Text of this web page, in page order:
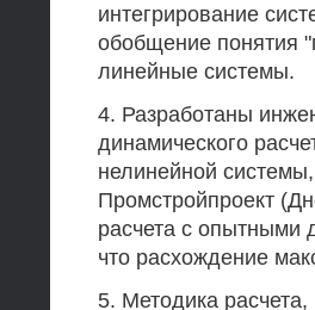
интегрирование
обобщение понятия
линейные системы.
4. Разработаны
динамического
нелинейной
Промстройпроект
расчета с опытными
что расхождение
5. Методика